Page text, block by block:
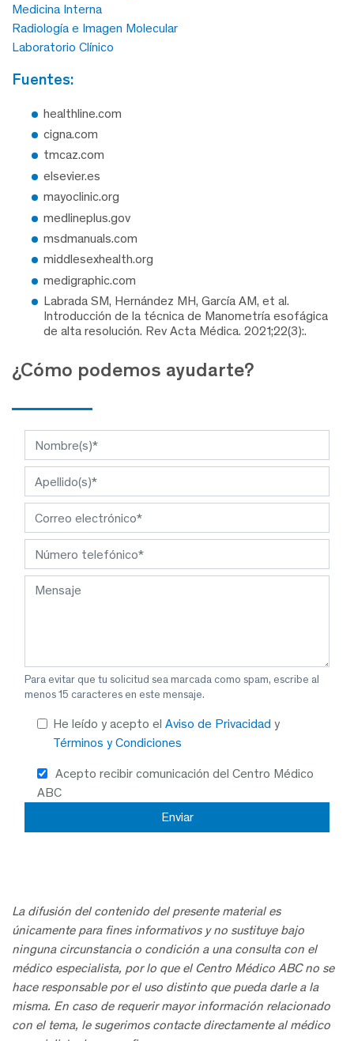
Medicina Interna
Radiología e Imagen Molecular
Laboratorio Clínico
fuentes:
healthline.com
cigna.com
tmcaz.com
elsevier.es
mayoclinic.org
medlineplus.gov
msdmanuals.com
middlesexhealth.org
medigraphic.com
Labrada SM, Hernández MH, García AM, et al.
Introducción de la técnica de Manometría esofágica
de alta resolución. Rev Acta Médica. 2021;22(3):.
¿Cómo podemos ayudarte?
Para evitar que tu solicitud sea marcada como spam, escribe al
menos 15 caracteres en este mensaje.
He leído y acepto el Aviso de Privacidad y
Términos y Condiciones
Acepto recibir comunicación del Centro Médico
ABC
La difusión del contenido del presente material es
únicamente para fines informativos y no sustituye bajo
ninguna circunstancia o condición a una consulta con el
médico especialista, por lo que el Centro Médico ABC no se
hace responsable por el uso distinto que pueda darle a la
misma. En caso de requerir mayor información relacionado
con el tema, le sugerimos contacte directamente al médico